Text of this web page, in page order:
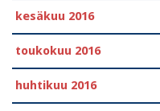
kesäkuu 2016
toukokuu 2016
huhtikuu 2016